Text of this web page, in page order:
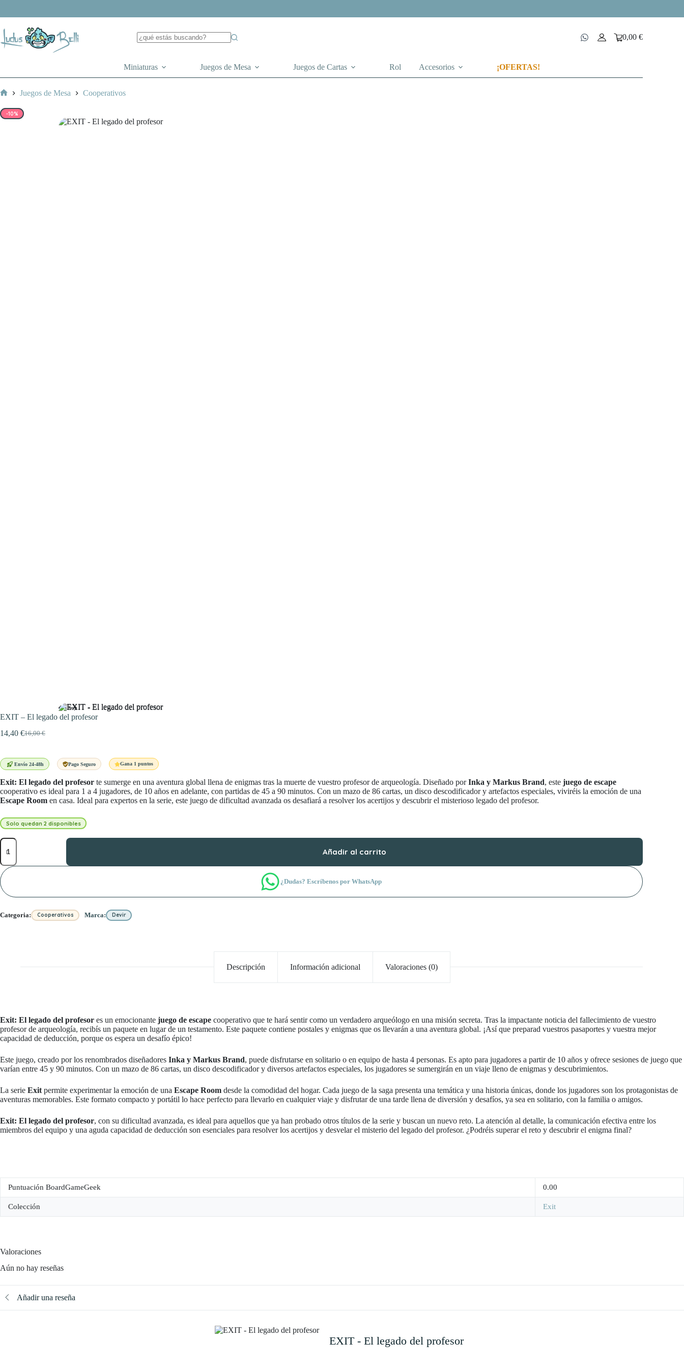
Carro
0,00€
Miniaturas Juegos de Mesa Juegos de Cartas Rol Accesorios ¡OFERTAS!
Juegos de Mesa Cooperativos
-10%
EXIT – El legado del profesor
16,00€
El
era:
14,40 €El
es:
Envío 24-48h Pago Seguro Gana 1 puntos
Exit: El legado del profesor te sumerge en una aventura global llena de enigmas tras la muerte de vuestro profesor de arqueología. Diseñado porInka y Markus Brand, este juego de escape
cooperativo es ideal para 1 a 4 jugadores, de 10 años en adelante, con partidas de 45 a 90 minutos. Con un mazo de 86 cartas, un disco descodificador y artefactos especiales, viviréis la emoción de una
Escape Room en casa. Ideal para expertos en la serie, este juego de dificultad avanzada os desafiará a resolver los acertijos y descubrir el misterioso legado del profesor.
Solo quedan 2 disponibles
EXIT
legado
del
profesor
cantidad
Añadir al carrito
¿Dudas? Escríbenos por WhatsApp
Categoria: Cooperativos Marca: Devir
Descripción Información adicional Valoraciones (0)
Exit: El legado del profesor es un emocionante juego de escape cooperativo que te hará sentir como un verdadero arqueólogo en una misión secreta. Tras la impactante noticia del fallecimiento de vuestro
profesor de arqueología, recibís un paquete en lugar de un testamento. Este paquete contiene postales y enigmas que os llevarán a una aventura global. ¡Así que preparad vuestros pasaportes y vuestra mejor
capacidad de deducción, porque os espera un desafío épico!
Este juego, creado por los renombrados diseñadores Inka y Markus Brand, puede disfrutarse en solitario o en equipo de hasta 4 personas. Es apto para jugadores a partir de 10 años y ofrece sesiones de juego que
varían entre 45 y 90 minutos. Con un mazo de 86 cartas, un disco descodificador y diversos artefactos especiales, los jugadores se sumergirán en un viaje lleno de enigmas y descubrimientos.
La serie Exit permite experimentar la emoción de una Escape Room desde la comodidad del hogar. Cada juego de la saga presenta una temática y una historia únicas, donde los jugadores son los protagonistas de
aventuras memorables. Este formato compacto y portátil lo hace perfecto para llevarlo en cualquier viaje y disfrutar de una tarde llena de diversión y desafíos, ya sea en solitario, con la familia o amigos.
Exit: El legado del profesor, con su dificultad avanzada, es ideal para aquellos que ya han probado otros títulos de la serie y buscan un nuevo reto. La atención al detalle, la comunicación efectiva entre los
miembros del equipo y una aguda capacidad de deducción son esenciales para resolver los acertijos y desvelar el misterio del legado del profesor. ¿Podréis superar el reto y descubrir el enigma final?
Puntuación BoardGameGeek 0.00
Colección Exit
Valoraciones
Aún no hay reseñas
Añadir una reseña
EXIT - El legado del profesor